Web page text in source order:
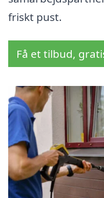
friskt pust.
Få et tilbud,